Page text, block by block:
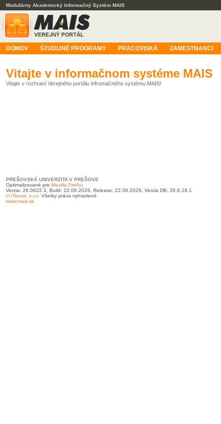
Modulárny Akademický Informačný Systém MAIS
DOMOV ŠTUDIJNÉ PROGRAMY PRACOVISKÁ ZAMESTNANCI
Vitajte v informačnom systéme MAIS
Vitajte v rozhraní Verejného portálu infromačného systému MAIS!
PREŠOVSKÁ UNIVERZITA V PREŠOVE
Optimalizované pre Mozilla Firefox
Verzia: 26.0622.3, Build: 22.06.2026, Release: 22.06.2026, Verzia DB: 26.6.18.1
© ITernal, s.r.o. Všetky práva vyhradené
www.mais.sk